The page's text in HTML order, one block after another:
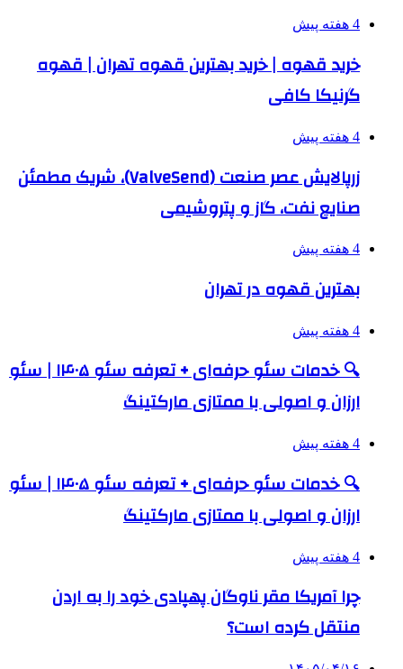
4 هفته پیش
خرید قهوه | خرید بهترین قهوه تهران | قهوه
گرنیکا کافی
4 هفته پیش
زرپالایش عصر صنعت (ValveSend)، شریک مطمئن
صنایع نفت، گاز و پتروشیمی
4 هفته پیش
بهترین قهوه در تهران
4 هفته پیش
🔍 خدمات سئو حرفه‌ای + تعرفه سئو ۱۴۰۵ | سئو
ارزان و اصولی با ممتازی مارکتینگ
4 هفته پیش
🔍 خدمات سئو حرفه‌ای + تعرفه سئو ۱۴۰۵ | سئو
ارزان و اصولی با ممتازی مارکتینگ
4 هفته پیش
چرا آمریکا مقر ناوگان پهپادی خود را به اردن
منتقل کرده است؟